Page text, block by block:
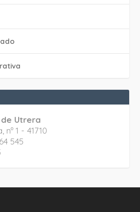
Utrera
nº 1 - 41710
545